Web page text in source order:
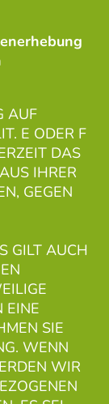
AUF
E ODER F
DAS
IHRER
GEGEN
GILT AUCH
EINE
SIE
WENN
WIR